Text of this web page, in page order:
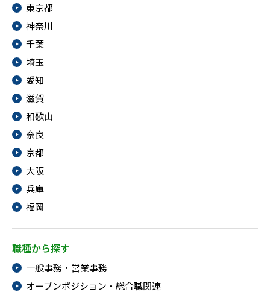
東京都
神奈川
千葉
埼玉
愛知
滋賀
和歌山
奈良
京都
大阪
兵庫
福岡
職種から探す
一般事務・営業事務
オープンポジション・総合職関連